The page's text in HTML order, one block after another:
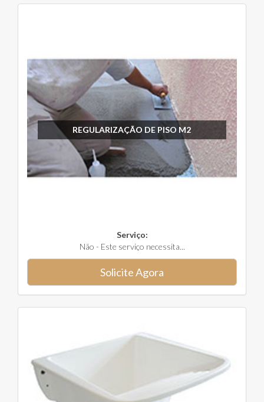
REGULARIZAÇÃO DE PISO M2
Serviço:
Não - Este serviço necessita...
Solicite Agora